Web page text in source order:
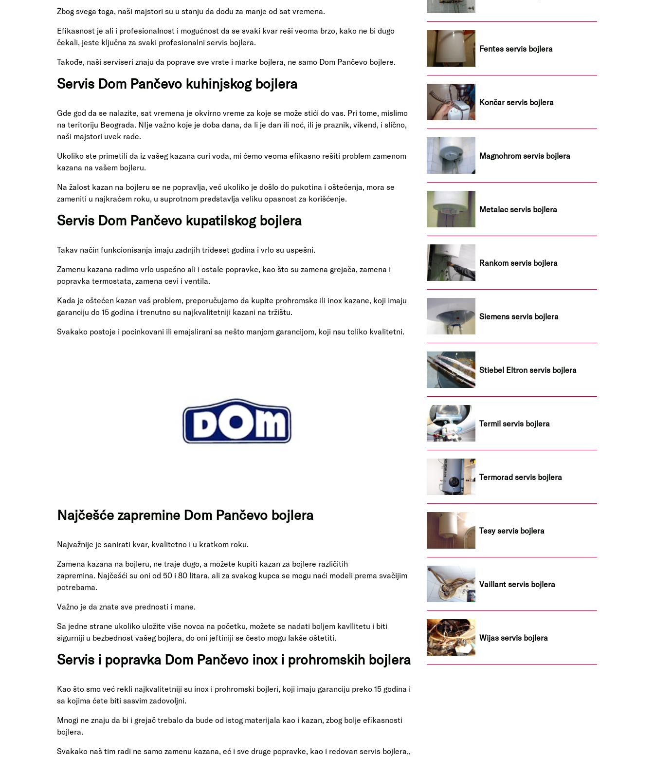
Zbog svega toga, naši majstori su u stanju da dođu za manje od sat vremena.
Efikasnost je ali i profesionalnost i mogućnost da se svaki kvar reši veoma brzo, kako ne bi dugo
čekali, jeste ključna za svaki profesionalni servis bojlera.
Takođe, naši serviseri znaju da poprave sve vrste i marke bojlera, ne samo Dom Pančevo bojlere.
Servis Dom Pančevo kuhinjskog bojlera
Gde god da se nalazite, sat vremena je okvirno vreme za koje se može stići do vas. Pri tome, mislimo
na teritoriju Beograda. NIje važno koje je doba dana, da li je dan ili noć, ili je praznik, vikend, i slično,
naši majstori uvek rade.
Ukoliko ste primetili da iz vašeg kazana curi voda, mi ćemo veoma efikasno rešiti problem zamenom
kazana na vašem bojleru.
Na žalost kazan na bojleru se ne popravlja, već ukoliko je došlo do pukotina i oštećenja, mora se
zameniti u najkraćem roku, u suprotnom predstavlja veliku opasnost za korišćenje.
Servis Dom Pančevo kupatilskog bojlera
Takav način funkcionisanja imaju zadnjih trideset godina i vrlo su uspešni.
Zamenu kazana radimo vrlo uspešno ali i ostale popravke, kao što su zamena grejača, zamena i
popravka termostata, zamena cevi i ventila.
Kada je oštećen kazan vaš problem, preporučujemo da kupite prohromske ili inox kazane, koji imaju
garanciju do 15 godina i trenutno su najkvalitetniji kazani na tržištu.
Svakako postoje i pocinkovani ili emajslirani sa nešto manjom garancijom, koji nsu toliko kvalitetni.
Najčešće zapremine Dom Pančevo bojlera
Najvažnije je sanirati kvar, kvalitetno i u kratkom roku.
Zamena kazana na bojleru, ne traje dugo, a možete kupiti kazan za bojlere različitih
zapremina. Najčešći su oni od 50 i 80 litara, ali za svakog kupca se mogu naći modeli prema svačijim
potrebama.
Važno je da znate sve prednosti i mane.
Sa jedne strane ukoliko uložite više novca na početku, možete se nadati boljem kavllitetu i biti
sigurniji u bezbednost vašeg bojlera, do oni jeftiniji se često mogu lakše oštetiti.
Servis i popravka Dom Pančevo inox i prohromskih bojlera
Kao što smo već rekli najkvalitetniji su inox i prohromski bojleri, koji imaju garanciju preko 15 godina i
sa kojima ćete biti sasvim zadovoljni.
Mnogi ne znaju da bi i grejač trebalo da bude od istog materijala kao i kazan, zbog bolje efikasnosti
bojlera.
Svakako naš tim radi ne samo zamenu kazana, eć i sve druge popravke, kao i redovan servis bojlera,,
Fentes servis bojlera
Končar servis bojlera
Magnohrom servis bojlera
Metalac servis bojlera
Rankom servis bojlera
Siemens servis bojlera
Stiebel Eltron servis bojlera
Termil servis bojlera
Termorad servis bojlera
Tesy servis bojlera
Vaillant servis bojlera
Wijas servis bojlera